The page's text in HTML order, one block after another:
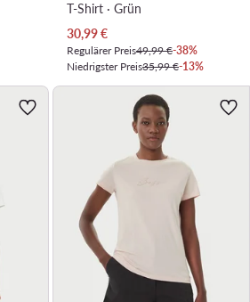
T-Shirt · Grün
Aktueller Preis
30,99€
Regulärer Preis49,99 €-38%
Niedrigster Preis35,99 €-13%